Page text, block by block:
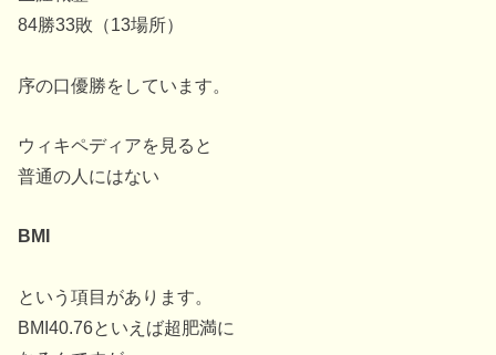
84勝33敗（13場所）
序の口優勝をしています。
ウィキペディアを見ると
普通の人にはない
BMI
という項目があります。
BMI40.76といえば超肥満に